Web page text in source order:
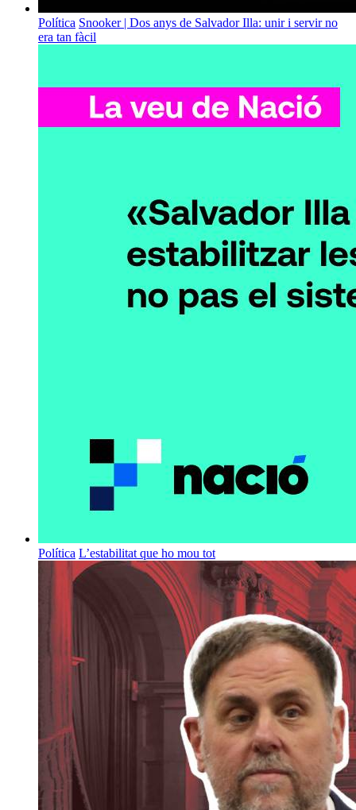
Política Snooker | Dos anys de Salvador Illa: unir i servir no
era tan fàcil
Política L’estabilitat que ho mou tot